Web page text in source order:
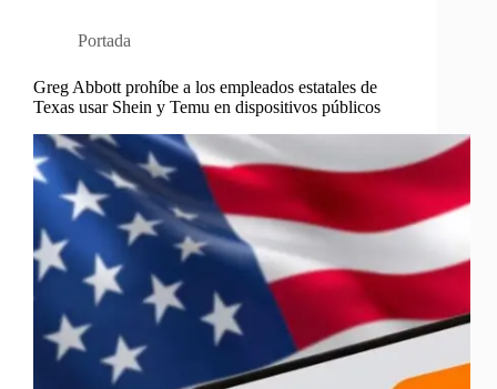
Portada
Greg Abbott prohíbe a los empleados estatales de
Texas usar Shein y Temu en dispositivos públicos